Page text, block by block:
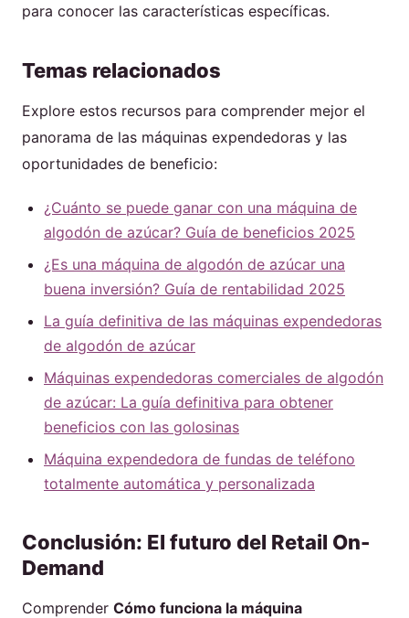
para conocer las características específicas.
Temas relacionados
Explore estos recursos para comprender mejor el
panorama de las máquinas expendedoras y las
oportunidades de beneficio:
¿Cuánto se puede ganar con una máquina de
algodón de azúcar? Guía de beneficios 2025
¿Es una máquina de algodón de azúcar una
buena inversión? Guía de rentabilidad 2025
La guía definitiva de las máquinas expendedoras
de algodón de azúcar
Máquinas expendedoras comerciales de algodón
de azúcar: La guía definitiva para obtener
beneficios con las golosinas
Máquina expendedora de fundas de teléfono
totalmente automática y personalizada
Conclusión: El futuro del Retail On-
Demand
Comprender Cómo funciona la máquina